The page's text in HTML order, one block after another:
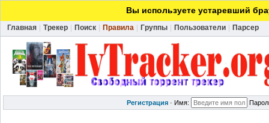
Вы используете устаревший
Главная Трекер Поиск Правила Группы Пользователи Парсер
Регистрация · Имя: